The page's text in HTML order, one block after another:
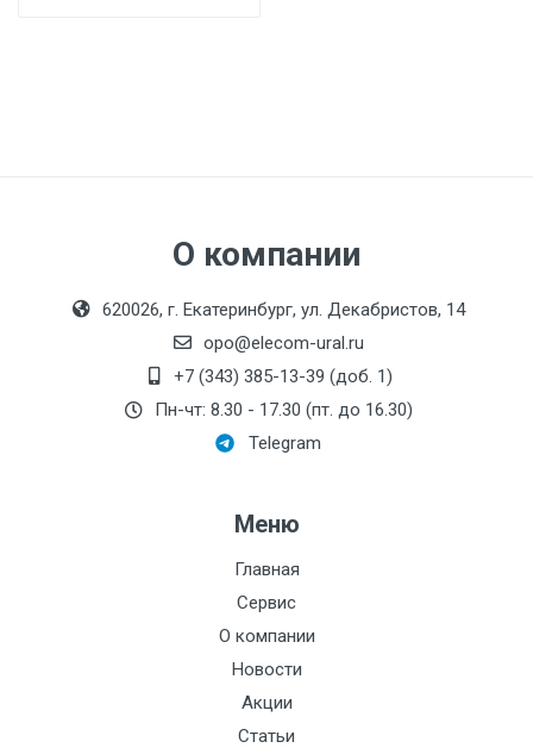
О компании
620026, г. Екатеринбург, ул. Декабристов, 14
opo@elecom-ural.ru
+7 (343) 385-13-39 (доб. 1)
Пн-чт: 8.30 - 17.30 (пт. до 16.30)
Telegram
Меню
Главная
Сервис
О компании
Новости
Акции
Статьи